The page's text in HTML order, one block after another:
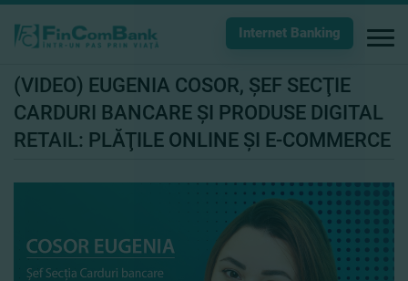
Internet Banking
(VIDEO) EUGENIA COSOR, ŞEF SECŢIE
CARDURI BANCARE ŞI PRODUSE DIGITAL
RETAIL: PLĂŢILE ONLINE ŞI E-COMMERCE